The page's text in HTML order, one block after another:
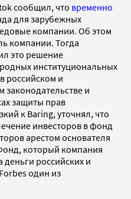
сообщил, что временно
для зарубежных
компании. Об этом
компании. Тогда
это решение
институциональных
российском и
и
защиты прав
к Baring, уточнял, что
инвесторов в фонд
арестом основателя
который компания
деньги российских и
один из